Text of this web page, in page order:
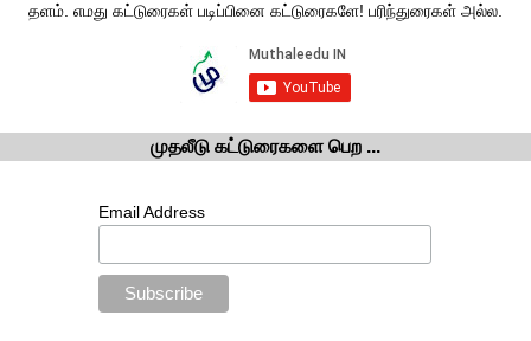
தளம். எமது கட்டுரைகள் படிப்பினை கட்டுரைகளே! பரிந்துரைகள் அல்ல.
முதலீடு கட்டுரைகளை பெற ...
Email Address